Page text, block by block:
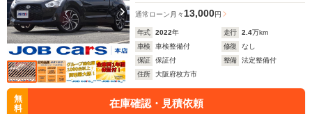
通常ローン 月々 13,000円
年式 2022年 走行 2.4万km
車検
車検整備付 修復
なし
保証
保証付 整備
法定整備付
住所
大阪府枚方市
無
料
在庫確認・見積依頼